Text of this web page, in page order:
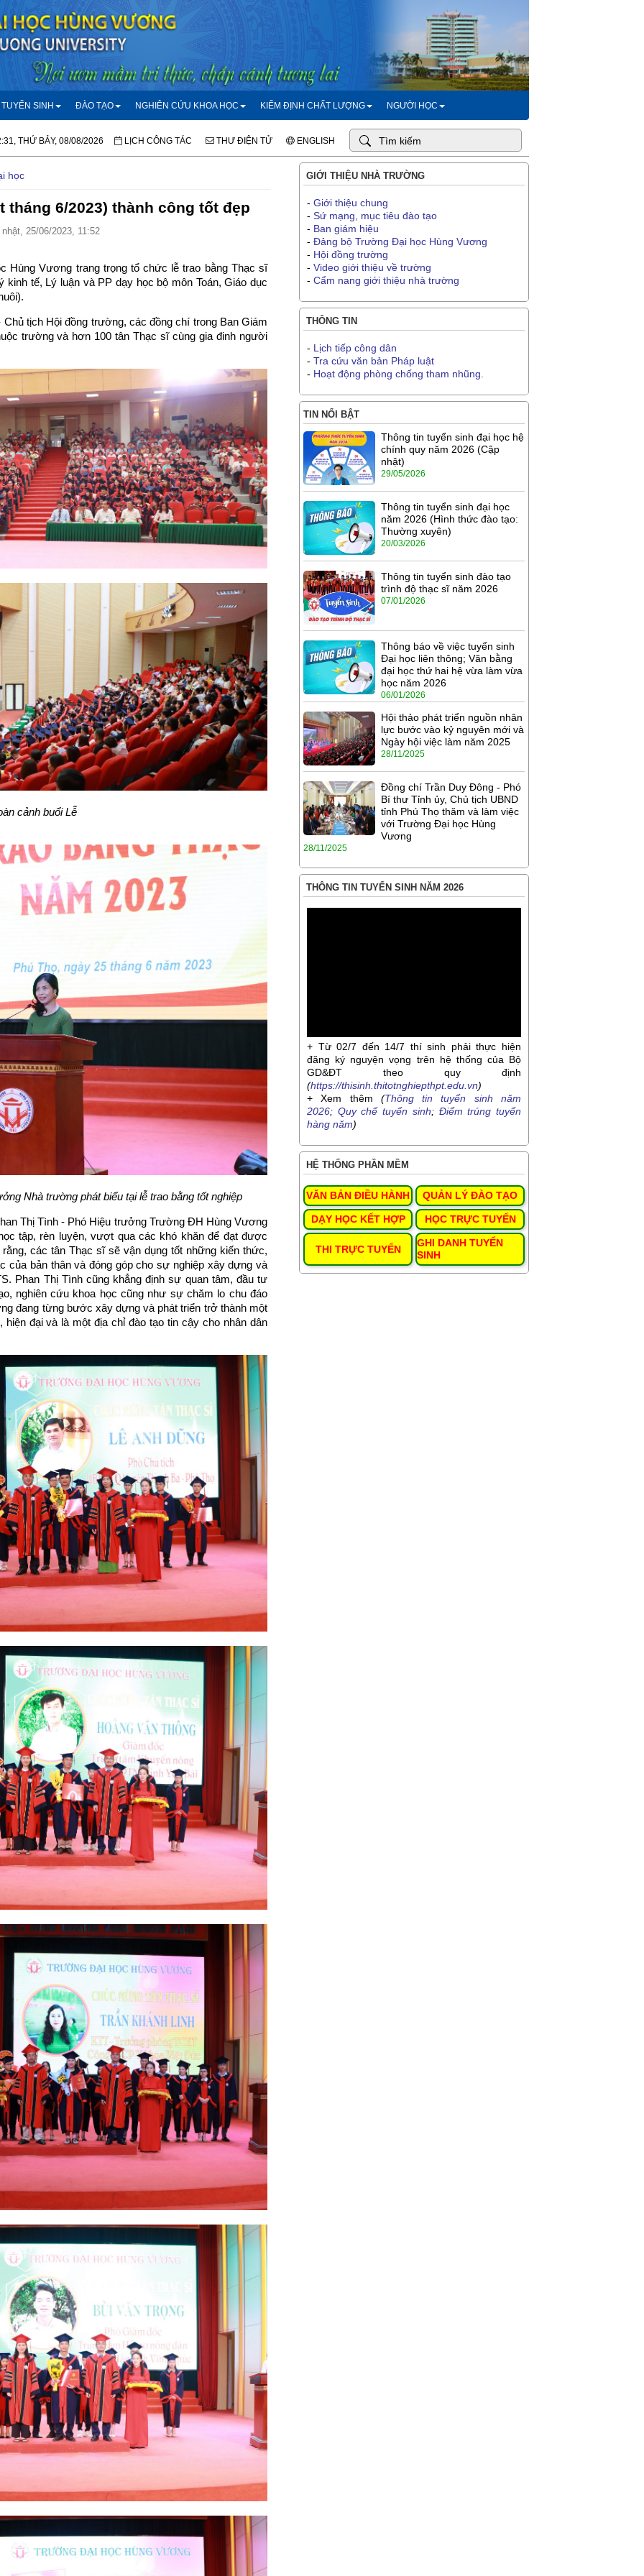
TUYỂN SINH ĐÀO TẠO NGHIÊN CỨU KHOA HỌC KIỂM ĐỊNH CHẤT LƯỢNG NGƯỜI HỌC
THỨ BẢY, 08/08/2026 LỊCH CÔNG TÁC THƯ ĐIỆN TỬ ENGLISH
học
tháng 6/2023) thành công tốt đẹp
25/06/2023, 11:52
Hùng Vương trang trọng tổ chức lễ trao bằng Thạc sĩ
tế, Lý luận và PP dạy học bộ môn Toán, Giáo dục
tịch Hội đồng trường, các đồng chí trong Ban Giám
trường và hơn 100 tân Thạc sĩ cùng gia đinh người
cảnh buổi Lễ
Nhà trường phát biểu tại lễ trao bằng tốt nghiệp
Thị Tình - Phó Hiệu trưởng Trường ĐH Hùng Vương
tập, rèn luyện, vượt qua các khó khăn để đạt được
các tân Thạc sĩ sẽ vận dụng tốt những kiến thức,
của bản thân và đóng góp cho sự nghiệp xây dựng và
Phan Thị Tình cũng khẳng định sự quan tâm, đầu tư
nghiên cứu khoa học cũng như sự chăm lo chu đáo
đang từng bước xây dựng và phát triển trở thành một
đại và là một địa chỉ đào tạo tin cậy cho nhân dân
GIỚI THIỆU NHÀ TRƯỜNG
- Giới thiệu chung
- Sứ mạng, mục tiêu đào tạo
- Ban giám hiệu
- Đảng bộ Trường Đại học Hùng Vương
- Hội đồng trường
- Video giới thiệu về trường
- Cẩm nang giới thiệu nhà trường
THÔNG TIN
- Lịch tiếp công dân
- Tra cứu văn bản Pháp luật
- Hoạt động phòng chống tham nhũng.
TIN NỔI BẬT
Thông tin tuyển sinh đại học hệ
chính quy năm 2026 (Cập
nhật)
29/05/2026
Thông tin tuyển sinh đại học
năm 2026 (Hình thức đào tạo:
Thường xuyên)
20/03/2026
Thông tin tuyển sinh đào tạo
trình độ thạc sĩ năm 2026
07/01/2026
Thông báo về việc tuyển sinh
Đại học liên thông; Văn bằng
đại học thứ hai hệ vừa làm vừa
học năm 2026
06/01/2026
Hội thảo phát triển nguồn nhân
lực bước vào kỷ nguyên mới và
Ngày hội việc làm năm 2025
28/11/2025
Đồng chí Trần Duy Đông - Phó
Bí thư Tỉnh ủy, Chủ tịch UBND
tỉnh Phú Thọ thăm và làm việc
với Trường Đại học Hùng
Vương
28/11/2025
THÔNG TIN TUYỂN SINH NĂM 2026
+ Từ 02/7 đến 14/7 thí sinh phải thực hiện
đăng ký nguyện vọng trên hệ thống của Bộ
GD&ĐT theo quy định
(https://thisinh.thitotnghiepthpt.edu.vn)
+ Xem thêm (Thông tin tuyển sinh năm
2026; Quy chế tuyển sinh; Điểm trúng tuyển
hàng năm)
HỆ THỐNG PHẦN MỀM
VĂN BẢN ĐIỀU HÀNH QUẢN LÝ ĐÀO TẠO
DẠY HỌC KẾT HỢP HỌC TRỰC TUYẾN
THI TRỰC TUYẾN
GHI DANH TUYỂN
SINH